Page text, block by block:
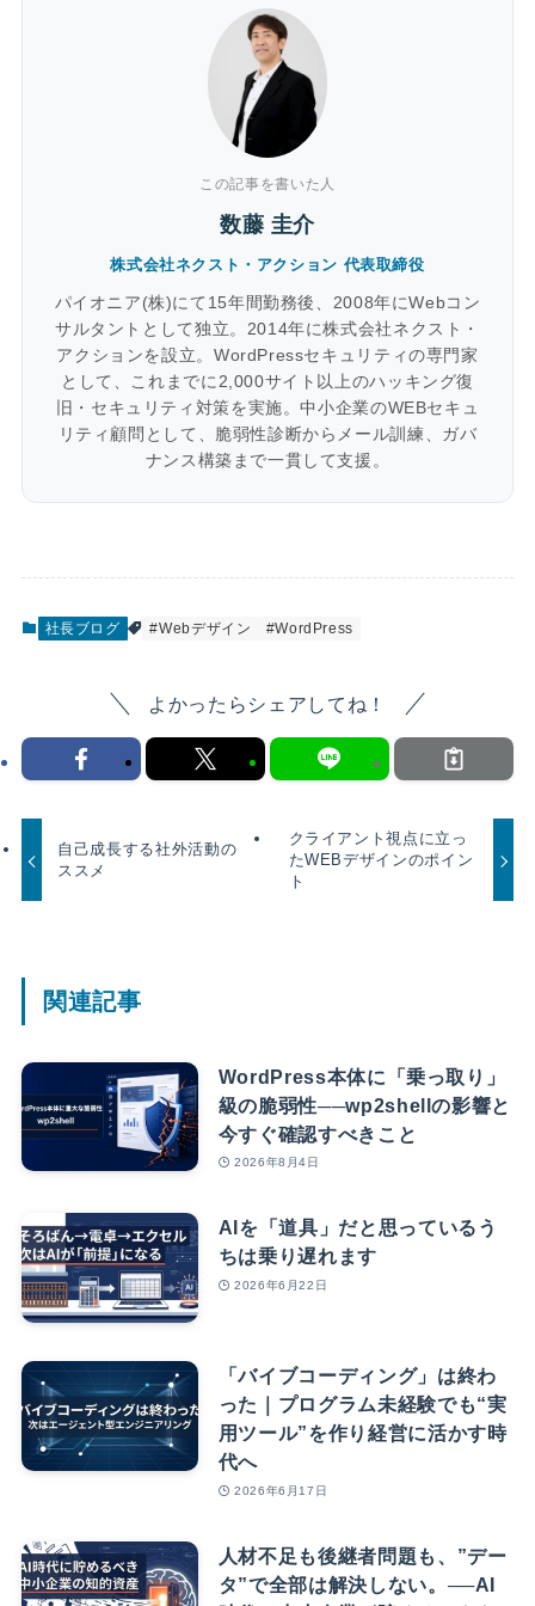
この記事を書いた人
数藤 圭介
株式会社ネクスト・アクション 代表取締役
パイオニア(株)にて15年間勤務後、2008年にWebコン
サルタントとして独立。2014年に株式会社ネクスト・
アクションを設立。WordPressセキュリティの専門家
として、これまでに2,000サイト以上のハッキング復
旧・セキュリティ対策を実施。中小企業のWEBセキュ
リティ顧問として、脆弱性診断からメール訓練、ガバ
ナンス構築まで一貫して支援。
社長ブログ #Webデザイン #WordPress
よかったらシェアしてね！
自己成長する社外活動の
ススメ
クライアント視点に立っ
たWEBデザインのポイン
ト
関連記事
WordPress本体に「乗っ取り」
級の脆弱性──wp2shellの影響と
今すぐ確認すべきこと
2026年8月4日
AIを「道具」だと思っているう
ちは乗り遅れます
2026年6月22日
「バイブコーディング」は終わ
った｜プログラム未経験でも“実
用ツール”を作り経営に活かす時
代へ
2026年6月17日
人材不足も後継者問題も、”デー
タ”で全部は解決しない。──AI